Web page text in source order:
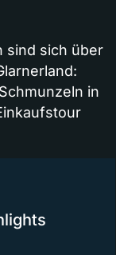
sind sich über
in